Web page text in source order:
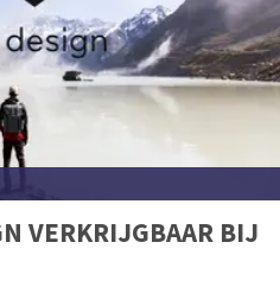
VERKRIJGBAAR BIJ